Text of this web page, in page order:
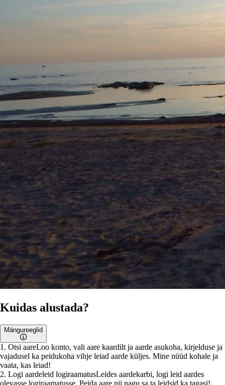
Kuidas alustada?
Mängureeglid
1 . Otsi aareLoo konto, vali aare kaardilt ja aarde asukoha, kirjelduse ja
vajadusel ka peidukoha vihje leiad aarde küljes. Mine nüüd kohale ja
vaata, kas leiad!
2. Logi aardeleid logiraamatusLeides aardekarbi, logi leid aardes
olevasse logiraamatusse. Peida aare nii nagu sa ta leidsid ka tagasi!